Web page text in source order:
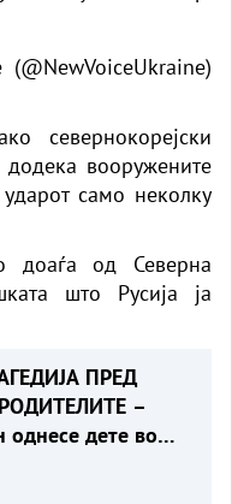
севернокорејски
додека вооружените
само неколку
доаѓа од Северна
што Русија ја
–
однесе дете во